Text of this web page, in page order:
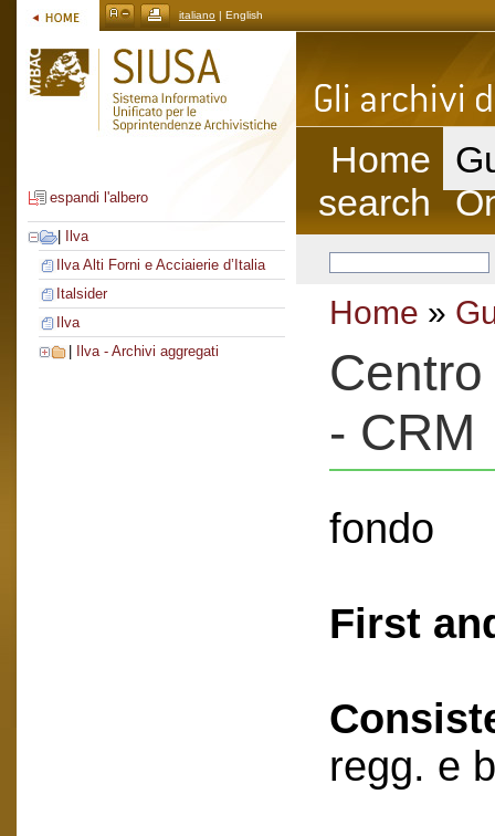
italiano | English
espandi l'albero
Ilva
Ilva Alti Forni e Acciaierie d’Italia
Italsider
Ilva
Ilva - Archivi aggregati
Home
search
Home »
- CRM
fondo
First
regg. e